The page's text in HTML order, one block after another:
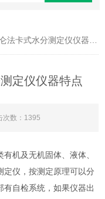
卡式水分测定仪仪器特点
定仪仪器特点
次数：1395
机及无机固体、液体、
定仪，按测定原理可以分
自检系统，如果仪器出